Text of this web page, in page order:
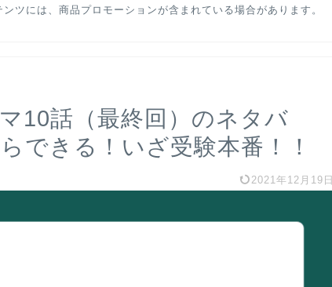
ツには、商品プロモーションが含まれている場合があります。
10話（最終回）のネタバ
できる！いざ受験本番！！
2021年12月19日